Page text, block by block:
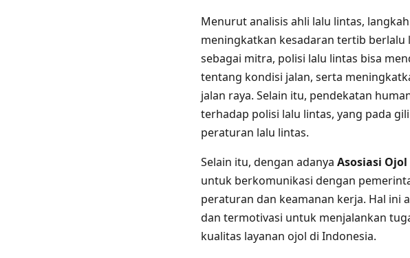
Menurut analisis ahli lalu lintas,
meningkatkan kesadaran tertib
sebagai mitra, polisi lalu lintas bisa
tentang kondisi jalan, serta
jalan raya. Selain itu, pendekatan
terhadap polisi lalu lintas, yang pada
peraturan lalu lintas.
Selain itu, dengan adanya Asosiasi
untuk berkomunikasi dengan
peraturan dan keamanan kerja. Hal ini
dan termotivasi untuk menjalankan
kualitas layanan ojol di Indonesia.